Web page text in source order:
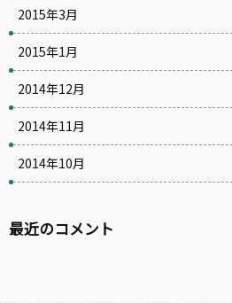
2015年3月
2015年1月
2014年12月
2014年11月
2014年10月
最近のコメント